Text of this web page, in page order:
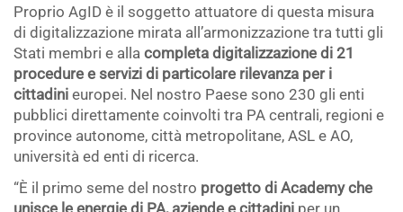
Proprio AgID è il soggetto attuatore di questa misura
di digitalizzazione mirata all’armonizzazione tra tutti gli
Stati membri e alla completa digitalizzazione di 21
procedure e servizi di particolare rilevanza per i
cittadini europei. Nel nostro Paese sono 230 gli enti
pubblici direttamente coinvolti tra PA centrali, regioni e
province autonome, città metropolitane, ASL e AO,
università ed enti di ricerca.
“È il primo seme del nostro progetto di Academy che